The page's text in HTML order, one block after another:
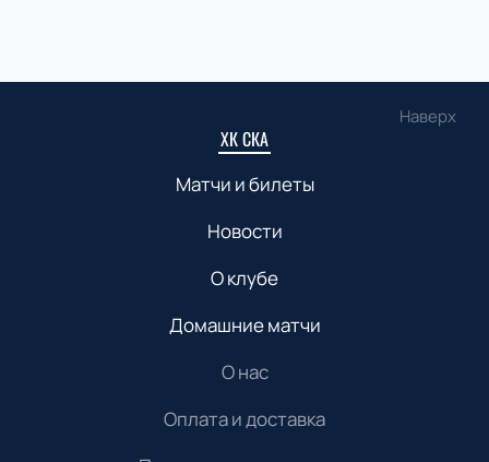
Наверх
ХК СКА
Матчи и билеты
Новости
О клубе
Домашние матчи
О нас
Оплата и доставка